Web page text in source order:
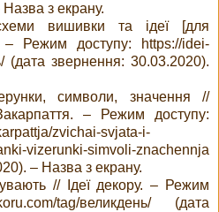
з екрану.
вишивки та ідеї [для
– Режим доступу: https://idei-
(дата звернення: 30.03.2020).
символи, значення //
– Режим доступу:
zvichai-svjata-i-
vizerunki-simvoli-znachennja
– Назва з екрану.
// Ідеї декору. – Режим
tag/великдень/ (дата